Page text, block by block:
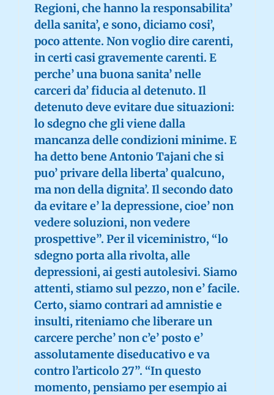
Regioni, che hanno la responsabilita’
della sanita’, e sono, diciamo cosi’,
poco attente. Non voglio dire carenti,
in certi casi gravemente carenti. E
perche’ una buona sanita’ nelle
carceri da’ fiducia al detenuto. Il
detenuto deve evitare due situazioni:
lo sdegno che gli viene dalla
mancanza delle condizioni minime. E
ha detto bene Antonio Tajani che si
puo’ privare della liberta’ qualcuno,
ma non della dignita’. Il secondo dato
da evitare e’ la depressione, cioe’ non
vedere soluzioni, non vedere
prospettive”. Per il viceministro, “lo
sdegno porta alla rivolta, alle
depressioni, ai gesti autolesivi. Siamo
attenti, stiamo sul pezzo, non e’ facile.
Certo, siamo contrari ad amnistie e
insulti, riteniamo che liberare un
carcere perche’ non c’e’ posto e’
assolutamente diseducativo e va
contro l’articolo 27”. “In questo
momento, pensiamo per esempio ai